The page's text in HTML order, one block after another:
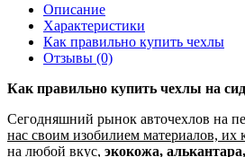
Описание
Характеристики
Как правильно купить чехлы
Отзывы (0)
Как правильно купить чехлы на
Сегодняшний рынок авточехлов на
нас своим изобилием материалов, их
на любой вкус, экокожа,